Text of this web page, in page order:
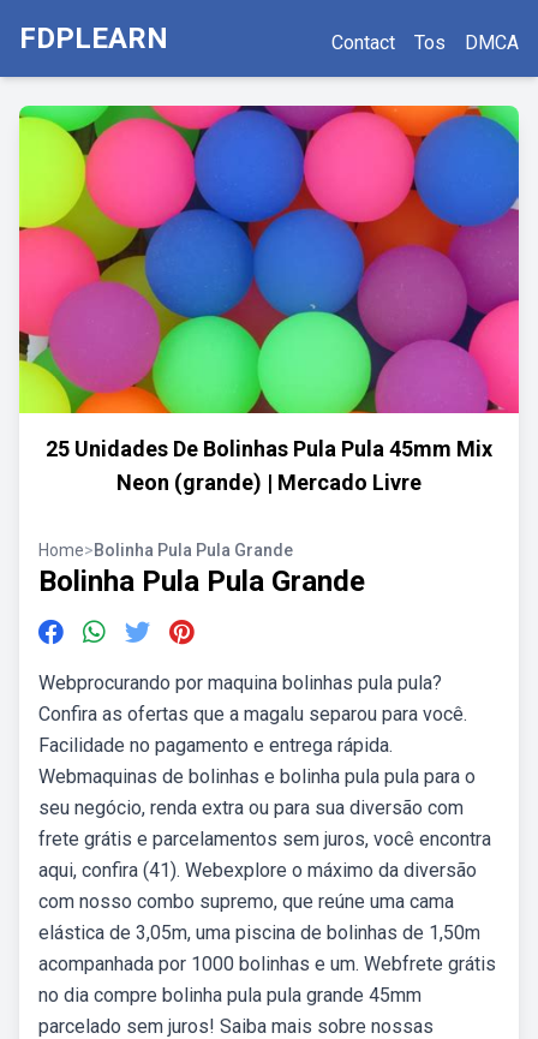
FDPLEARN Contact Tos DMCA
25 Unidades De Bolinhas Pula Pula 45mm Mix
Neon (grande) | Mercado Livre
Home>Bolinha Pula Pula Grande
Bolinha Pula Pula Grande
Webprocurando por maquina bolinhas pula pula?
Confira as ofertas que a magalu separou para você.
Facilidade no pagamento e entrega rápida.
Webmaquinas de bolinhas e bolinha pula pula para o
seu negócio, renda extra ou para sua diversão com
frete grátis e parcelamentos sem juros, você encontra
aqui, confira (41). Webexplore o máximo da diversão
com nosso combo supremo, que reúne uma cama
elástica de 3,05m, uma piscina de bolinhas de 1,50m
acompanhada por 1000 bolinhas e um. Webfrete grátis
no dia compre bolinha pula pula grande 45mm
parcelado sem juros! Saiba mais sobre nossas